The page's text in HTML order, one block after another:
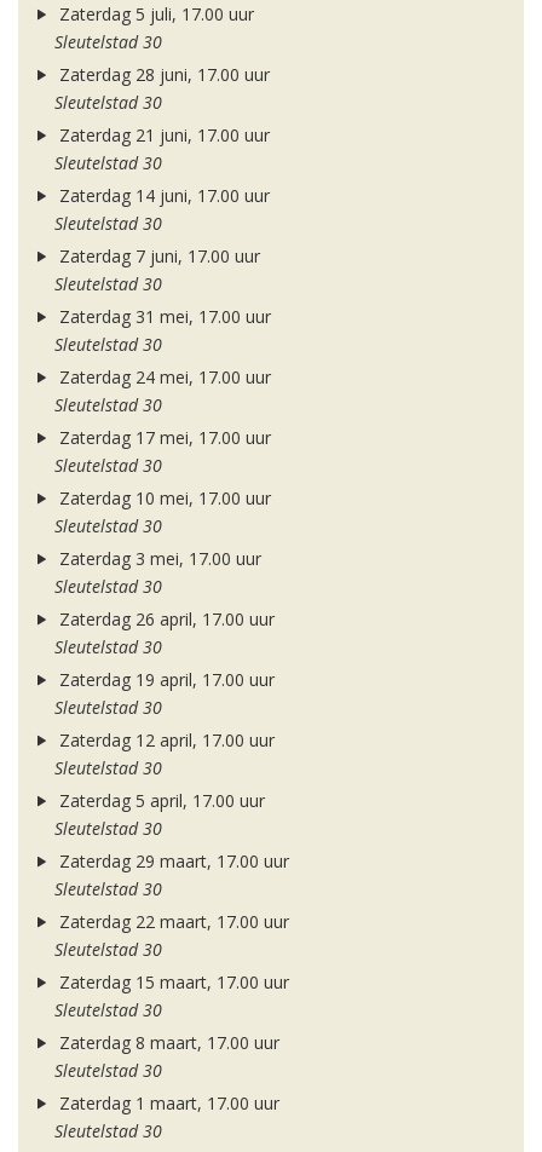
Zaterdag 5 juli, 17.00 uur
Sleutelstad 30
Zaterdag 28 juni, 17.00 uur
Sleutelstad 30
Zaterdag 21 juni, 17.00 uur
Sleutelstad 30
Zaterdag 14 juni, 17.00 uur
Sleutelstad 30
Zaterdag 7 juni, 17.00 uur
Sleutelstad 30
Zaterdag 31 mei, 17.00 uur
Sleutelstad 30
Zaterdag 24 mei, 17.00 uur
Sleutelstad 30
Zaterdag 17 mei, 17.00 uur
Sleutelstad 30
Zaterdag 10 mei, 17.00 uur
Sleutelstad 30
Zaterdag 3 mei, 17.00 uur
Sleutelstad 30
Zaterdag 26 april, 17.00 uur
Sleutelstad 30
Zaterdag 19 april, 17.00 uur
Sleutelstad 30
Zaterdag 12 april, 17.00 uur
Sleutelstad 30
Zaterdag 5 april, 17.00 uur
Sleutelstad 30
Zaterdag 29 maart, 17.00 uur
Sleutelstad 30
Zaterdag 22 maart, 17.00 uur
Sleutelstad 30
Zaterdag 15 maart, 17.00 uur
Sleutelstad 30
Zaterdag 8 maart, 17.00 uur
Sleutelstad 30
Zaterdag 1 maart, 17.00 uur
Sleutelstad 30